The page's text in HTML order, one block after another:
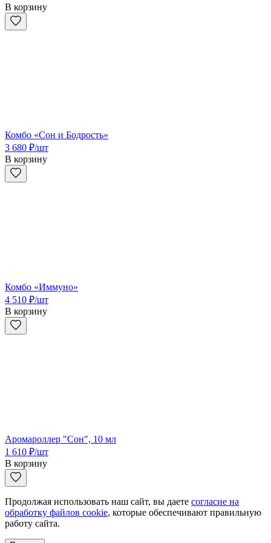
В корзину
Комбо «Сон и Бодрость»
3 680 ₽/шт
В корзину
Комбо «Иммуно»
4 510 ₽/шт
В корзину
Аромароллер "Сон", 10 мл
1 610 ₽/шт
В корзину
Продолжая использовать наш сайт, вы даете согласие на
обработку файлов cookie, которые обеспечивают правильную
работу сайта.